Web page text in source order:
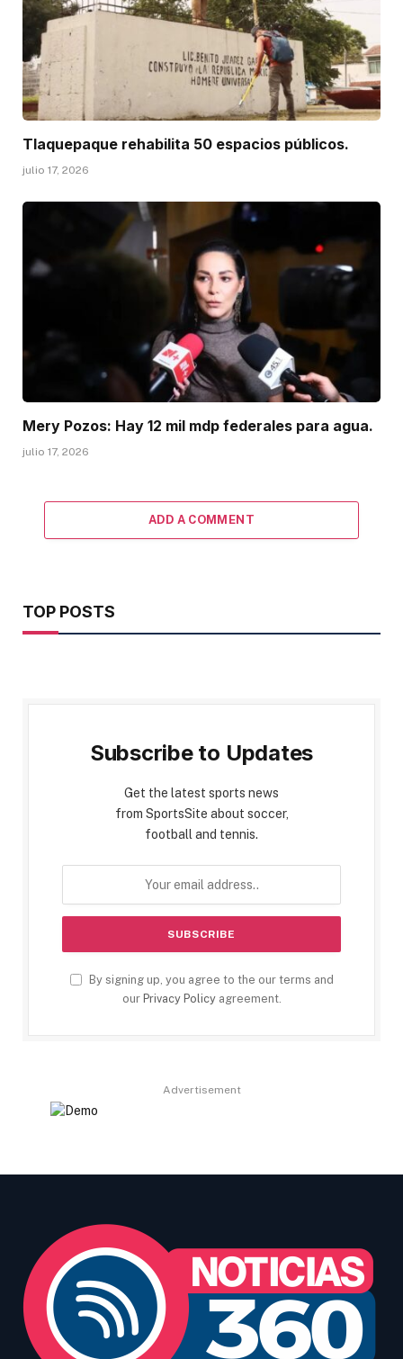
Tlaquepaque rehabilita 50 espacios públicos.
julio 17, 2026
Mery Pozos: Hay 12 mil mdp federales para agua.
julio 17, 2026
ADD A COMMENT
TOP POSTS
Subscribe to Updates
Get the latest sports news
from SportsSite about soccer,
football and tennis.
By signing up, you agree to the our terms and
our Privacy Policyagreement.
Advertisement